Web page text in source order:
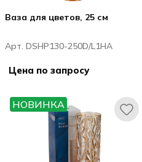
Ваза для цветов, 25 см
Арт. DSHP130-250D/L1HA
Цена по запросу
НОВИНКА